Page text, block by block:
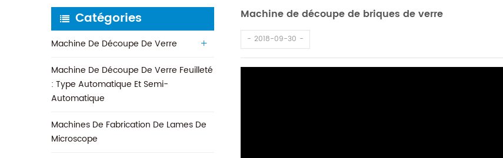
Catégories
Machine De Découpe De Verre
Machine De Découpe De Verre Feuilleté
: Type Automatique Et Semi-
Automatique
Machines De Fabrication De Lames De
Microscope
Machine de découpe de briques de verre
2018-09-30